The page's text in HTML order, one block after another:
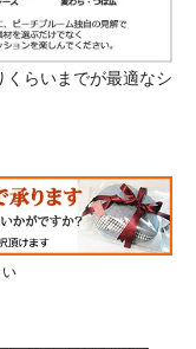
らいまでが最適なシ